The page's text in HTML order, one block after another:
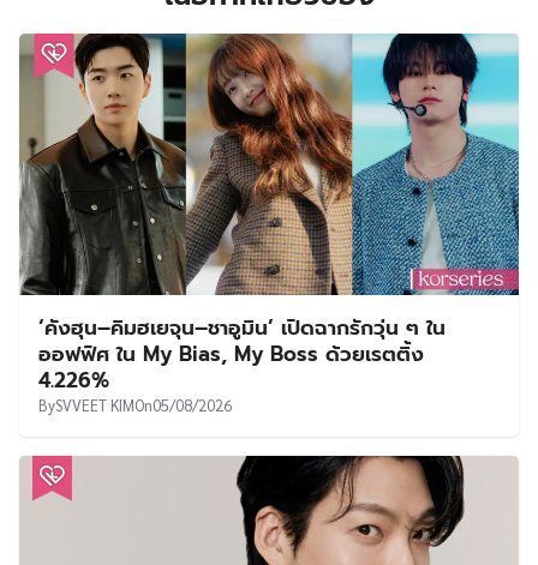
‘คังฮุน–คิมฮเยจุน–ชาอูมิน’ เปิดฉากรักวุ่น ๆ ใน
ออฟฟิศ ใน My Bias, My Boss ด้วยเรตติ้ง
4.226%
BySVVEET KIMOn05/08/2026